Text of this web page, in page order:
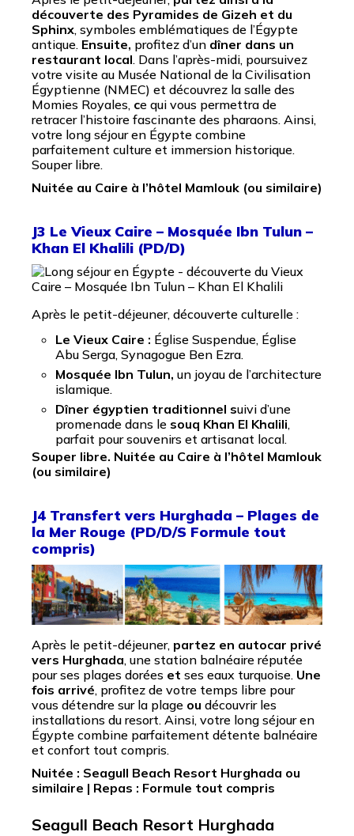
découverte des Pyramides de Gizeh et du
Sphinx, symboles emblématiques de l’Égypte
antique. Ensuite, profitez d’un dîner dans un
restaurant local. Dans l’après-midi, poursuivez
votre visite au Musée National de la Civilisation
Égyptienne (NMEC) et découvrez la salle des
Momies Royales, ce qui vous permettra de
retracer l’histoire fascinante des pharaons. Ainsi,
votre long séjour en Égypte combine
parfaitement culture et immersion historique.
Souper libre.
Nuitée au Caire à l’hôtel Mamlouk (ou similaire)
J3 Le Vieux Caire – Mosquée Ibn Tulun –
Khan El Khalili (PD/D)
Après le petit-déjeuner, découverte culturelle :
Le Vieux Caire : Église Suspendue, Église
Abu Serga, Synagogue Ben Ezra.
Mosquée Ibn Tulun, un joyau de l’architecture
islamique.
Dîner égyptien traditionnel suivi d’une
promenade dans le souq Khan El Khalili,
parfait pour souvenirs et artisanat local.
Souper libre. Nuitée au Caire à l’hôtel Mamlouk
(ou similaire)
J4 Transfert vers Hurghada – Plages de
la Mer Rouge (PD/D/S Formule tout
compris)
Après le petit-déjeuner, partez en autocar privé
vers Hurghada, une station balnéaire réputée
pour ses plages dorées et ses eaux turquoise. Une
fois arrivé, profitez de votre temps libre pour
vous détendre sur la plage ou découvrir les
installations du resort. Ainsi, votre long séjour en
Égypte combine parfaitement détente balnéaire
et confort tout compris.
Nuitée : Seagull Beach Resort Hurghada ou
similaire | Repas : Formule tout compris
Seagull Beach Resort Hurghada